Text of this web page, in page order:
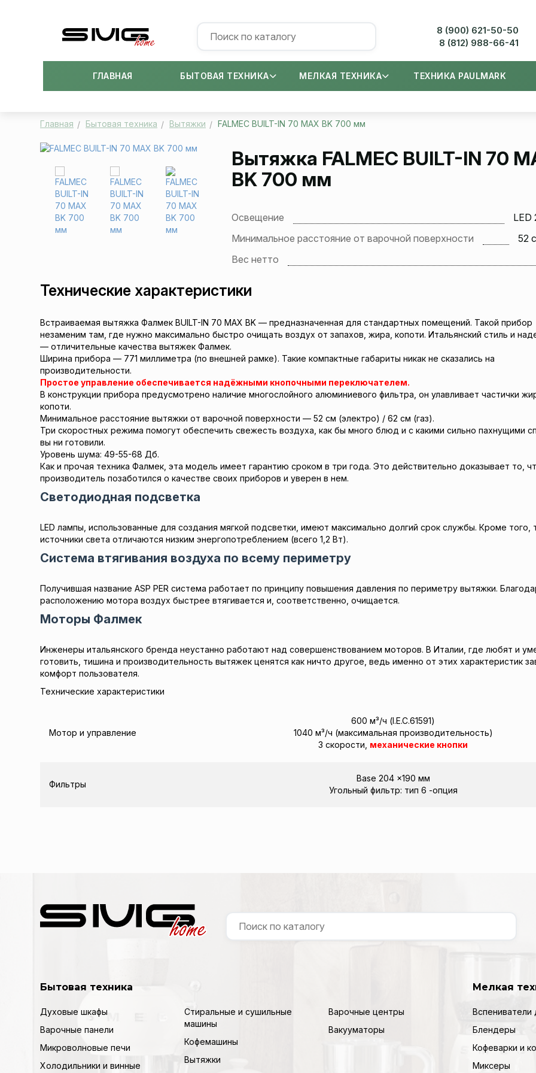
8 (900) 621-50-50
8 (812) 988-66-41
ГЛАВНАЯ БЫТОВАЯ ТЕХНИКА МЕЛКАЯ ТЕХНИКА ТЕХНИКА PAULMARK
Главная Бытовая техника Вытяжки FALMEC BUILT-IN 70 MAX BK 700 мм
Вытяжка FALMEC BUILT-IN 70
BK 700 мм
Освещение
LED
Минимальное расстояние от варочной поверхности
52
Вес нетто
Технические характеристики
Встраиваемая вытяжка Фалмек BUILT-IN 70 MAX BK — предназначенная для стандартных помещений. Такой прибор
незаменим там, где нужно максимально быстро очищать воздух от запахов, жира, копоти. Итальянский стиль и
— отличительные качества вытяжек Фалмек.
Ширина прибора — 771 миллиметра (по внешней рамке). Такие компактные габариты никак не сказались на
производительности.
Простое управление обеспечивается надёжными кнопочными переключателем.
В конструкции прибора предусмотрено наличие многослойного алюминиевого фильтра, он улавливает частички
копоти.
Минимальное расстояние вытяжки от варочной поверхности — 52 см (электро) / 62 см (газ).
Три скоростных режима помогут обеспечить свежесть воздуха, как бы много блюд и с какими сильно пахнущими
вы ни готовили.
Уровень шума: 49-55-68 Дб.
Как и прочая техника Фалмек, эта модель имеет гарантию сроком в три года. Это действительно доказывает то,
производитель позаботился о качестве своих приборов и уверен в нем.
Светодиодная подсветка
LED лампы, использованные для создания мягкой подсветки, имеют максимально долгий срок службы. Кроме того,
источники света отличаются низким энергопотреблением (всего 1,2 Вт).
Система втягивания воздуха по всему периметру
Получившая название ASP PER система работает по принципу повышения давления по периметру вытяжки.
расположению мотора воздух быстрее втягивается и, соответственно, очищается.
Моторы Фалмек
Инженеры итальянского бренда неустанно работают над совершенствованием моторов. В Италии, где любят и
готовить, тишина и производительность вытяжек ценятся как ничто другое, ведь именно от этих характеристик
комфорт пользователя.
Технические характеристики
Мотор и управление
600 м³/ч (I.E.C.61591)
1040 м³/ч (максимальная производительность)
3 скорости, механические кнопки
Фильтры
Base 204 x190 мм
Угольный фильтр: тип 6 -опция
Бытовая техника
Духовые шкафы
Варочные панели
Микроволновые печи
Холодильники и винные
Стиральные и сушильные
машины
Кофемашины
Вытяжки
Варочные центры
Вакууматоры
Мелкая
Вспениватели
Блендеры
Кофеварки и
Миксеры